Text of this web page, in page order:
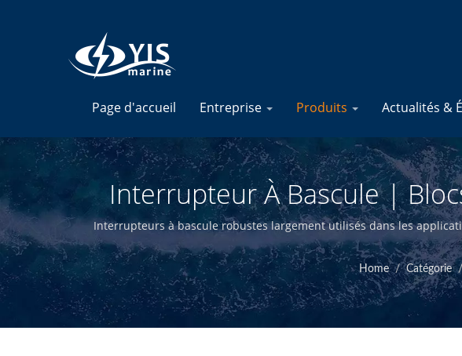
Page d'accueil Entreprise Produits Actualités &
Interrupteur À Bascule |
Interrupteurs à bascule robustes largement utilisés dans les
Home / Catégorie /